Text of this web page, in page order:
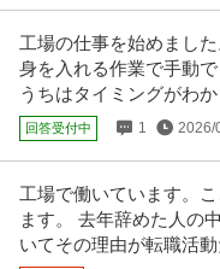
当該求人をビズリーチ上で閲…
法人営業 ／ 「未経験歓
れ営業職（BtoB）東証プ
満・年休128日以上可
年収800万円
【職種】営業＞法人営業 【業
じ、当該求人をビズリーチ上…
工場の仕事を始めまし
身を入れる作業で手動
うちはタイミングがわ
回答受付中 1 2026/
工場で働いています。
ます。 去年辞めた人の
いてその理由が転職活